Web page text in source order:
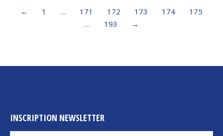
← 1 … 171 172 173 174
175
…
193 →
INSCRIPTION NEWSLETTER